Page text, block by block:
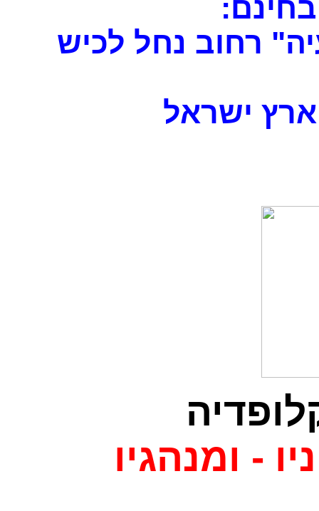
רחוב נחל לכיש
ישראל
- ומנהגיו